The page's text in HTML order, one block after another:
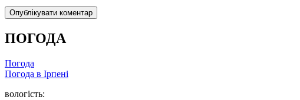
ПОГОДА
Погода
Погода в Ірпені
вологість: